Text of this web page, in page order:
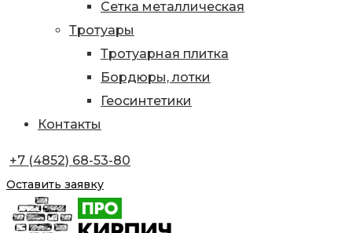
Сетка металлическая
Тротуары
Тротуарная плитка
Бордюры, лотки
Геосинтетики
Контакты
+7 (4852) 68-53-80
Оставить заявку